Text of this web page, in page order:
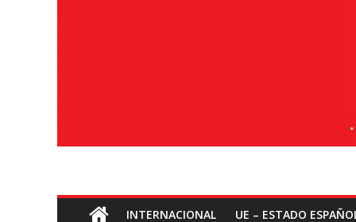
Socialismo
INTERNACIONAL UE – ESTADO